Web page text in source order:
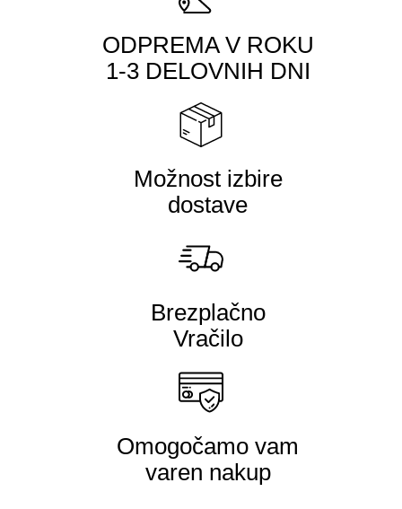
ODPREMA V ROKU
1-3 DELOVNIH DNI
Možnost izbire
dostave
Brezplačno
Vračilo
Omogočamo vam
varen nakup